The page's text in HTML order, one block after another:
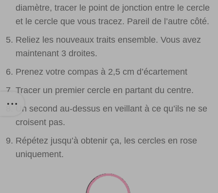
diamètre, tracer le point de jonction entre le cercle
et le cercle que vous tracez. Pareil de l’autre côté.
Reliez les nouveaux traits ensemble. Vous avez
maintenant 3 droites.
Prenez votre compas à 2,5 cm d’écartement
Tracer un premier cercle en partant du centre.
Un second au-dessus en veillant à ce qu’ils ne se
croisent pas.
Répétez jusqu’à obtenir ça, les cercles en rose
uniquement.